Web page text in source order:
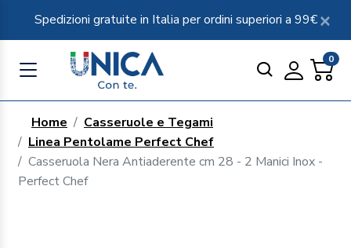
Spedizioni gratuite in Italia per ordini superiori a 99€
0
Home
Casseruole e Tegami
Linea Pentolame Perfect Chef
Casseruola Nera Antiaderente cm 28 - 2 Manici Inox -
Perfect Chef